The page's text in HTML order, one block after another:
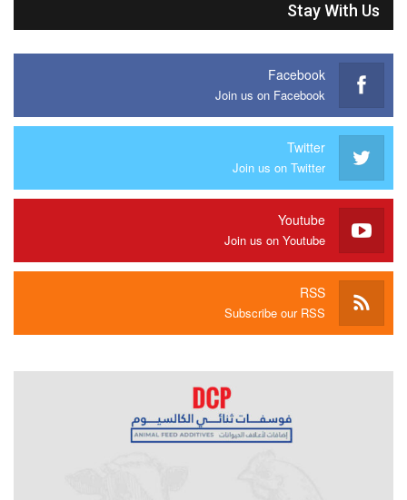
Stay With Us
Facebook
Join us on Facebook
Twitter
Join us on Twitter
Youtube
Join us on Youtube
RSS
Subscribe our RSS